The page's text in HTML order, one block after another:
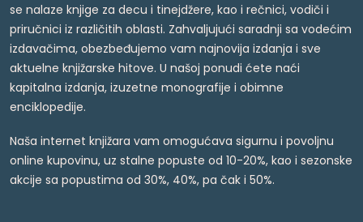
se nalaze knjige za decu i tinejdžere, kao i rečnici, vodiči i
priručnici iz različitih oblasti. Zahvaljujući saradnji sa vodećim
izdavačima, obezbeđujemo vam najnovija izdanja i sve
aktuelne knjižarske hitove. U našoj ponudi ćete naći
kapitalna izdanja, izuzetne monografije i obimne
enciklopedije.
Naša internet knjižara vam omogućava sigurnu i povoljnu
online kupovinu, uz stalne popuste od 10-20%, kao i sezonske
akcije sa popustima od 30%, 40%, pa čak i 50%.